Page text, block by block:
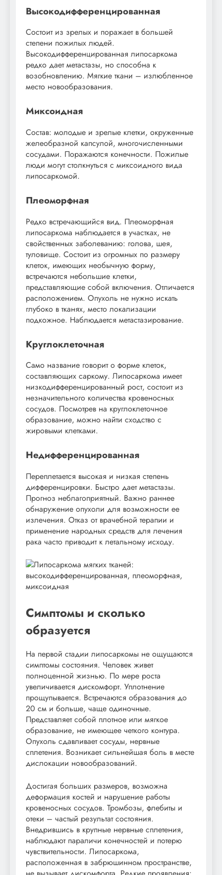
Высокодифференцированная
Состоит из зрелых и поражает в большей
степени пожилых людей.
Высокодифференцированная липосаркома
редко дает метастазы, но способна к
возобновлению. Мягкие ткани – излюбленное
место новообразования.
Миксоидная
Состав: молодые и зрелые клетки, окруженные
желеобразной капсулой, многочисленными
сосудами. Поражаются конечности. Пожилые
люди могут столкнуться с миксоидного вида
липосаркомой.
Плеоморфная
Редко встречающийся вид. Плеоморфная
липосаркома наблюдается в участках, не
свойственных заболеванию: голова, шея,
туловище. Состоит из огромных по размеру
клеток, имеющих необычную форму,
встречаются небольшие клетки,
представляющие собой включения. Отличается
расположением. Опухоль не нужно искать
глубоко в тканях, место локализации
подкожное. Наблюдается метастазирование.
Круглоклеточная
Само название говорит о форме клеток,
составляющих саркому. Липосаркома имеет
низкодифференцированный рост, состоит из
незначительного количества кровеносных
сосудов. Посмотрев на круглоклеточное
образование, можно найти сходство с
жировыми клетками.
Недифференцированная
Переплетается высокая и низкая степень
дифференцировки. Быстро дает метастазы.
Прогноз неблагоприятный. Важно раннее
обнаружение опухоли для возможности ее
излечения. Отказ от врачебной терапии и
применение народных средств для лечения
рака часто приводит к летальному исходу.
Симптомы и сколько
образуется
На первой стадии липосаркомы не ощущаются
симптомы состояния. Человек живет
полноценной жизнью. По мере роста
увеличивается дискомфорт. Уплотнение
прощупывается. Встречаются образования до
20 см и больше, чаще одиночные.
Представляет собой плотное или мягкое
образование, не имеющее четкого контура.
Опухоль сдавливает сосуды, нервные
сплетения. Возникает сильнейшая боль в месте
дислокации новообразований.
Достигая больших размеров, возможна
деформация костей и нарушение работы
кровеносных сосудов. Тромбозы, флебиты и
отеки – частый результат состояния.
Внедрившись в крупные нервные сплетения,
наблюдают параличи конечностей и потерю
чувствительности. Липосаркома,
расположенная в забрюшинном пространстве,